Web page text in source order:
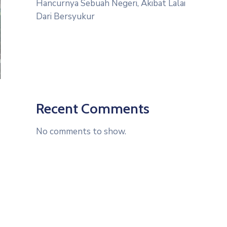
Hancurnya Sebuah Negeri, Akibat Lalai
Dari Bersyukur
Recent Comments
No comments to show.